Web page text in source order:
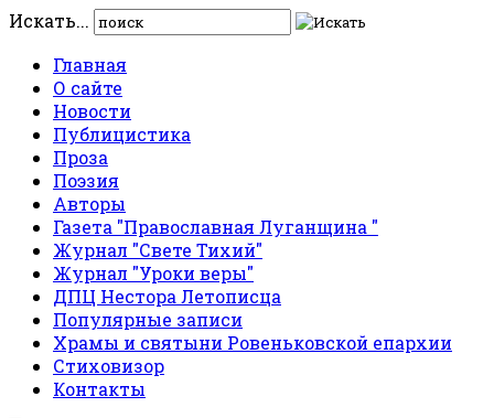
Искать...
Главная
О сайте
Новости
Публицистика
Проза
Поэзия
Авторы
Газета "Православная Луганщина "
Журнал "Свете Тихий"
Журнал "Уроки веры"
ДПЦ Нестора Летописца
Популярные записи
Храмы и святыни Ровеньковской епархии
Стиховизор
Контакты